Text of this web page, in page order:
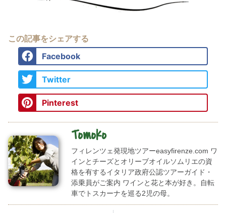
この記事をシェアする
Facebook
Twitter
Pinterest
Tomoko
フィレンツェ発現地ツアーeasyfirenze.com ワ
インとチーズとオリーブオイルソムリエの資
格を有するイタリア政府公認ツアーガイド・
添乗員がご案内 ワインと花と本が好き。自転
車でトスカーナを巡る2児の母。